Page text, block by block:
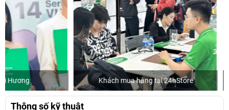
Khách mua hàng tại 24hStore Hoa
Thông số kỹ thuật